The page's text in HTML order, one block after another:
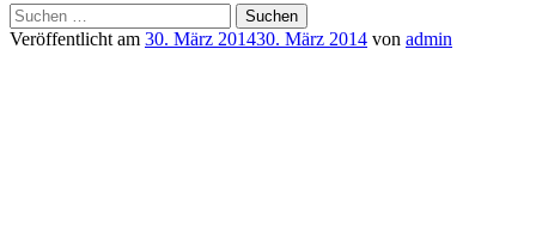
Suchen
nach:
Veröffentlicht am 30. März 201430. März 2014 von admin